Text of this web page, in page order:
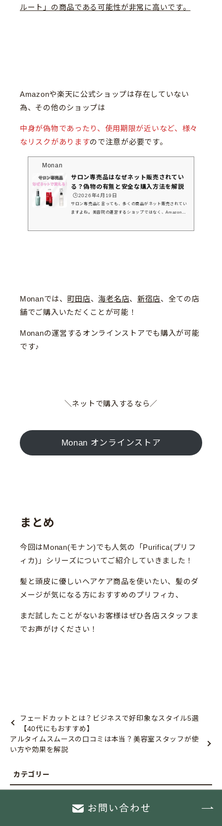
ルート」の商品である可能性が非常に高いです。
Amazonや楽天に公式ショップは存在していない
為、その他のショップは
中身が偽物であったり、使用期限が近いなど、様々
なリスクがありますので注意が必要です。
Monan
サロン専売品はなぜネット販売されてい
る？偽物の有無と安全な購入方法を解説
🕒️2026年4月19日
サロン専売品と言っても、多くの商品がネット販売されてい
ますよね。美容院の運営するショップではなく、Amazonや
Monanでは、 町田店、海老名店、 新宿店、全ての店
舗でご購入いただくことが可能！
Monanの運営するオンラインストアでも購入が可能
です♪
＼ネットで購入するなら／
Monan オンラインストア
まとめ
今回はMonan(モナン)でも人気の「Purifica(プリフ
ィカ)」シリーズについてご紹介していきました！
髪と頭皮に優しいヘアケア商品を使いたい、髪のダ
メージが気になる方におすすめのプリフィカ、
まだ試したことがないお客様はぜひ各店スタッフま
でお声がけください！
フェードカットとは？ビジネスで好印象なスタイル5選
【40代にもおすすめ】
アルタイムスムースの口コミは本当？美容室スタッフが使
い方や効果を解説